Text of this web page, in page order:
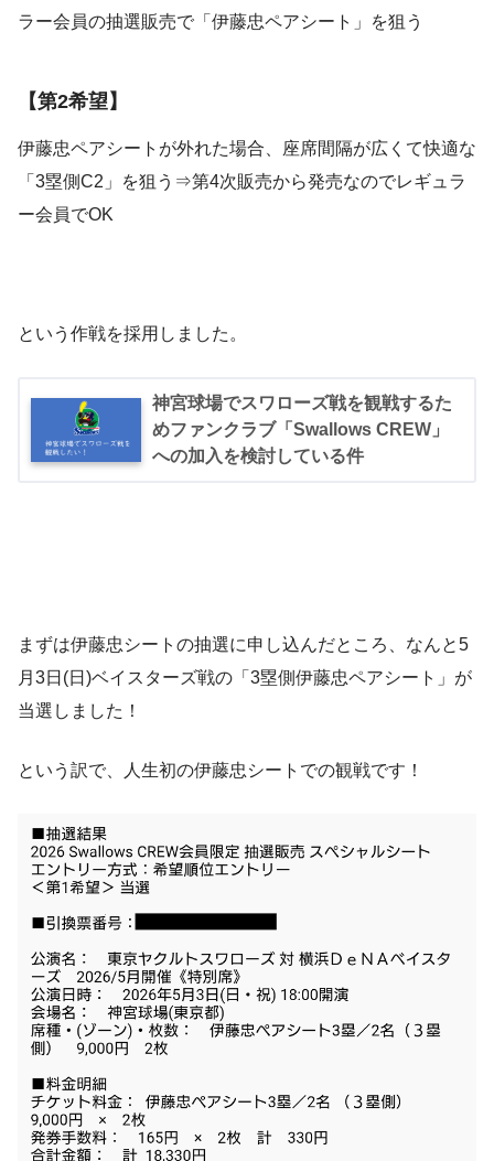
ラー会員の抽選販売で「伊藤忠ペアシート」を狙う
【第2希望】
伊藤忠ペアシートが外れた場合、座席間隔が広くて快適な
「3塁側C2」を狙う⇒第4次販売から発売なのでレギュラ
ー会員でOK
という作戦を採用しました。
神宮球場でスワローズ戦を観戦するた
めファンクラブ「Swallows CREW」
への加入を検討している件
まずは伊藤忠シートの抽選に申し込んだところ、なんと5
月3日(日)ベイスターズ戦の「3塁側伊藤忠ペアシート」が
当選しました！
という訳で、人生初の伊藤忠シートでの観戦です！